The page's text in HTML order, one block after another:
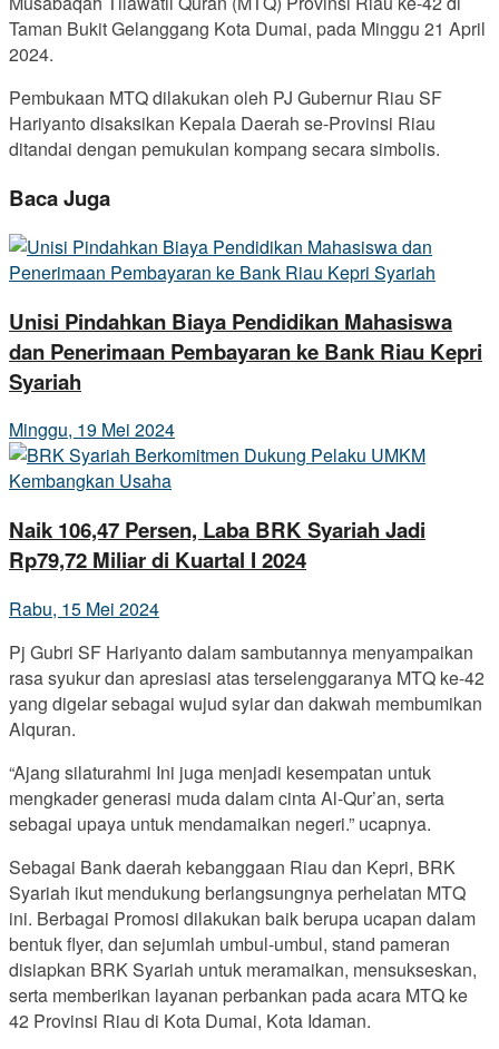
Taman Bukit Gelanggang Kota Dumai, pada Minggu 21 April
2024.
Pembukaan MTQ dilakukan oleh PJ Gubernur Riau SF
Hariyanto disaksikan Kepala Daerah se-Provinsi Riau
ditandai dengan pemukulan kompang secara simbolis.
Baca Juga
Unisi Pindahkan Biaya Pendidikan Mahasiswa
dan Penerimaan Pembayaran ke Bank Riau Kepri
Syariah
Minggu, 19 Mei 2024
Naik 106,47 Persen, Laba BRK Syariah Jadi
Rp79,72 Miliar di Kuartal I 2024
Rabu, 15 Mei 2024
Pj Gubri SF Hariyanto dalam sambutannya menyampaikan
rasa syukur dan apresiasi atas terselenggaranya MTQ ke-42
yang digelar sebagai wujud syiar dan dakwah membumikan
Alquran.
“Ajang silaturahmi Ini juga menjadi kesempatan untuk
mengkader generasi muda dalam cinta Al-Qur’an, serta
sebagai upaya untuk mendamaikan negeri.” ucapnya.
Sebagai Bank daerah kebanggaan Riau dan Kepri, BRK
Syariah ikut mendukung berlangsungnya perhelatan MTQ
ini. Berbagai Promosi dilakukan baik berupa ucapan dalam
bentuk flyer, dan sejumlah umbul-umbul, stand pameran
disiapkan BRK Syariah untuk meramaikan, mensukseskan,
serta memberikan layanan perbankan pada acara MTQ ke
42 Provinsi Riau di Kota Dumai, Kota Idaman.